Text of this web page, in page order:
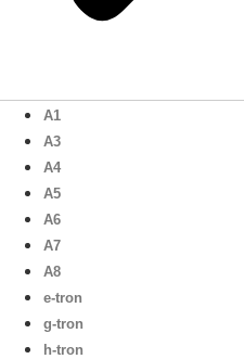
A1
A3
A4
A5
A6
A7
A8
e-tron
g-tron
h-tron